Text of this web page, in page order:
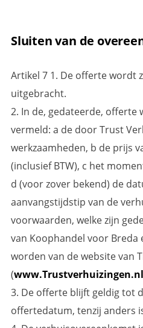
Sluiten van de
Artikel 7 1. De offerte wordt
uitgebracht.
2. In de, gedateerde, offerte
vermeld: a de door Trust
werkzaamheden, b de prijs
(inclusief BTW), c het
d (voor zover bekend) de
aanvangstijdstip van de
voorwaarden, welke zijn
van Koophandel voor Breda
worden van de website van
(www.Trustverhuizingen.nl
3. De offerte blijft geldig tot
offertedatum, tenzij anders